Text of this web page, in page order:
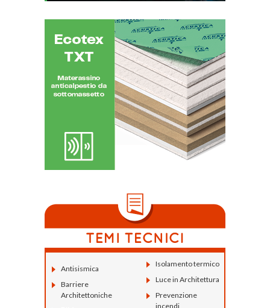
Antisismica
Barriere
Architettoniche
Isolamento termico
Luce in Architettura
Prevenzione
incendi